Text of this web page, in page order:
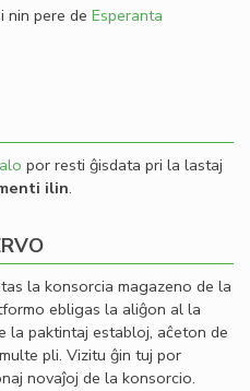
nin pere de Esperanta
por resti ĝisdata pri la lastaj
ilin.
la konsorcia magazeno de la
ebligas la aliĝon al la
la paktintaj establoj, aĉeton de
pli. Vizitu ĝin tuj por
novaĵoj de la konsorcio.